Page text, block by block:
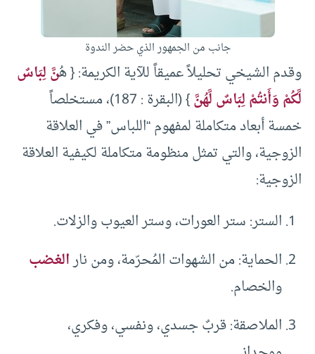
جانب من الجمهور الذي حضر الندوة
وقدم الشيخي تحليلاً عميقاً للآية الكريمة: { هُنَّ لِبَاسٌ
لَّكُمْ وَأَنتُمْ لِبَاسٌ لَّهُنَّ
} (البقرة : 187)، مستخلصاً
خمسة أبعاد متكاملة لمفهوم “اللباس” في العلاقة
الزوجية، والتي تمثل منظومة متكاملة لكيفية العلاقة
الزوجية:
الستر: ستر العورات، وستر العيوب والزلات.
الحماية: من الشهوات المُحرّمة، ومن نارالغضب
والخصام.
الملاصقة: قربٌ جسدي، ونفسي، وفكري،